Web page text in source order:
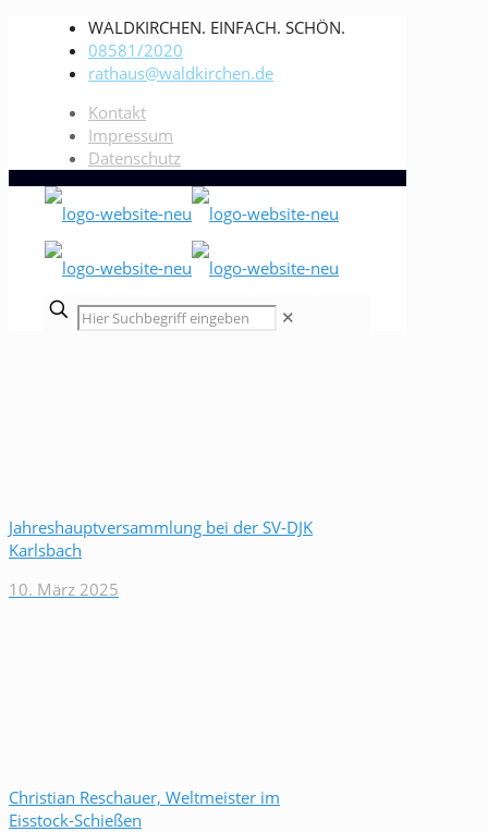
WALDKIRCHEN. EINFACH. SCHÖN.
08581/2020
rathaus@waldkirchen.de
Kontakt
Impressum
Datenschutz
✕
Jahreshauptversammlung bei der SV-DJK
Karlsbach
10. März 2025
Christian Reschauer, Weltmeister im
Eisstock-Schießen